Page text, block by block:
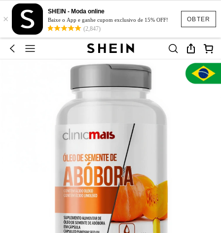
OBTER
×
SHEIN - Moda online
Baixe o App e ganhe cupom exclusivo de 15% OFF!
(2,847)